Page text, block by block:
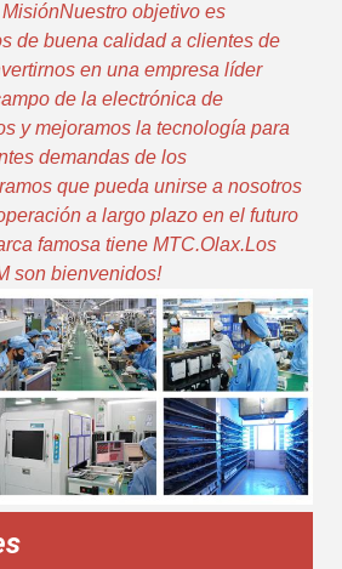
objetivo es
de buena calidad a clientes de
en una empresa líder
de la electrónica de
y mejoramos la tecnología para
demandas de los
que pueda unirse a nosotros
a largo plazo en el futuro
famosa tiene MTC.Olax.Los
son bienvenidos!